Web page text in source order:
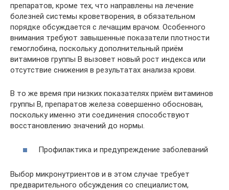
препаратов, кроме тех, что направлены на лечение
болезней системы кроветворения, в обязательном
порядке обсуждается с лечащим врачом. Особенного
внимания требуют завышенные показатели плотности
гемоглобина, поскольку дополнительный приём
витаминов группы В вызовет новый рост индекса или
отсутствие снижения в результатах анализа крови.
В то же время при низких показателях приём витаминов
группы В, препаратов железа совершенно обоснован,
поскольку именно эти соединения способствуют
восстановлению значений до нормы.
Профилактика и предупреждение заболеваний
Выбор микронутриентов и в этом случае требует
предварительного обсуждения со специалистом,